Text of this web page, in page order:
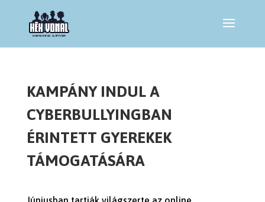
KAMPÁNY INDUL A
CYBERBULLYINGBAN
ÉRINTETT GYEREKEK
TÁMOGATÁSÁRA